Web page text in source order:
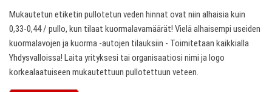
Mukautetun etiketin pullotetun veden hinnat ovat niin alhaisia kuin
0,33-0,44 / pullo, kun tilaat kuormalavamäärät! Vielä alhaisempi useiden
kuormalavojen ja kuorma -autojen tilauksiin - Toimitetaan kaikkialla
Yhdysvalloissa! Laita yrityksesi tai organisaatiosi nimi ja logo
korkealaatuiseen mukautettuun pullotettuun veteen.